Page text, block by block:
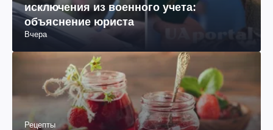
исключения из военного учета:
объяснение юриста
Вчера
Рецепты